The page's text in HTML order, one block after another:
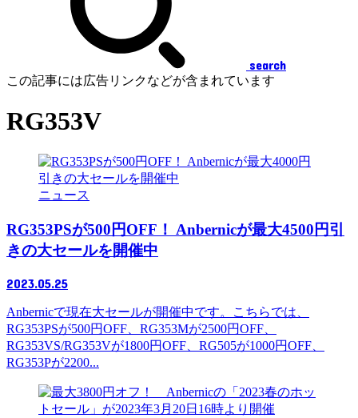
search
この記事には広告リンクなどが含まれています
RG353V
ニュース
RG353PSが500円OFF！ Anbernicが最大4500円引
きの大セールを開催中
2023.05.25
Anbernicで現在大セールが開催中です。こちらでは、
RG353PSが500円OFF、RG353Mが2500円OFF、
RG353VS/RG353Vが1800円OFF、RG505が1000円OFF、
RG353Pが2200...